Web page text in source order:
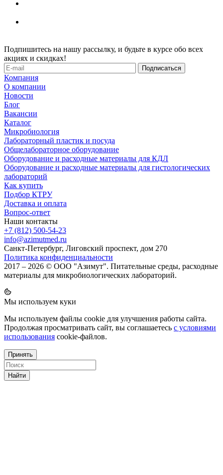
Подпишитесь на нашу рассылку, и будьте в курсе обо всех
акциях и скидках!
Компания
О компании
Новости
Блог
Вакансии
Каталог
Микробиология
Лабораторный пластик и посуда
Общелабораторное оборудование
Оборудование и расходные материалы для КДЛ
Оборудование и расходные материалы для гистологических
лабораторий
Как купить
Подбор КТРУ
Доставка и оплата
Вопрос-ответ
Наши контакты
+7 (812) 500-54-23
info@azimutmed.ru
Санкт-Петербург, Лиговский проспект, дом 270
Политика конфиденциальности
2017 – 2026 © ООО "Азимут". Питательные среды, расходные
материалы для микробиологических лабораторий.
Мы используем куки
Мы используем файлы cookie для улучшения работы сайта.
Продолжая просматривать сайт, вы соглашаетесь с условиями
использования cookie-файлов.
Принять
Найти